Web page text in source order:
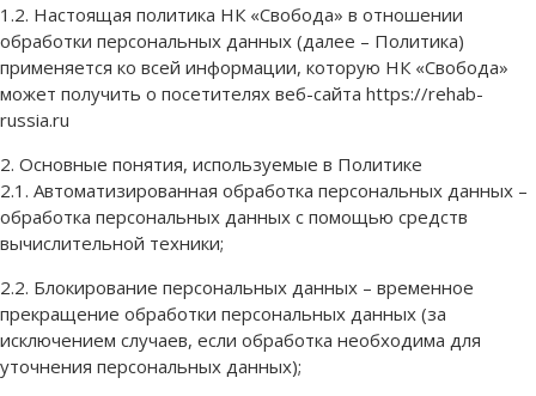
1.2. Настоящая политика НК «Свобода» в отношении
обработки персональных данных (далее – Политика)
применяется ко всей информации, которую НК «Свобода»
может получить о посетителях веб-сайта https://rehab-
russia.ru
2. Основные понятия, используемые в Политике
2.1. Автоматизированная обработка персональных данных –
обработка персональных данных с помощью средств
вычислительной техники;
2.2. Блокирование персональных данных – временное
прекращение обработки персональных данных (за
исключением случаев, если обработка необходима для
уточнения персональных данных);